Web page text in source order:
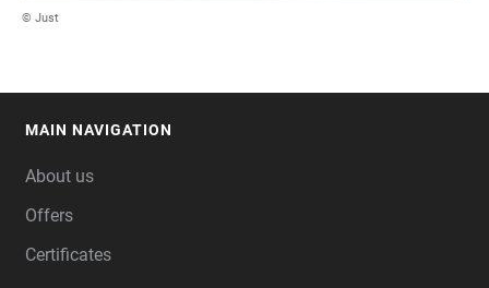
© Just
MAIN NAVIGATION
About us
Offers
Certificates